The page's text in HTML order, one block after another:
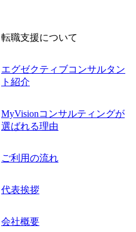
転職支援について
エグゼクティブコンサルタン
ト紹介
MyVisionコンサルティングが
選ばれる理由
ご利用の流れ
代表挨拶
会社概要